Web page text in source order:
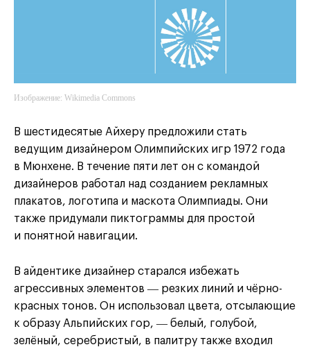
Изображение: Wikimedia Commons
В шестидесятые Айхеру предложили стать
ведущим дизайнером Олимпийских игр 1972 года
в Мюнхене. В течение пяти лет он с командой
дизайнеров работал над созданием рекламных
плакатов, логотипа и маскота Олимпиады. Они
также придумали пиктограммы для простой
и понятной навигации.
В айдентике дизайнер старался избежать
агрессивных элементов ― резких линий и чёрно-
красных тонов. Он использовал цвета, отсылающие
к образу Альпийских гор, ― белый, голубой,
зелёный, серебристый, в палитру также входил